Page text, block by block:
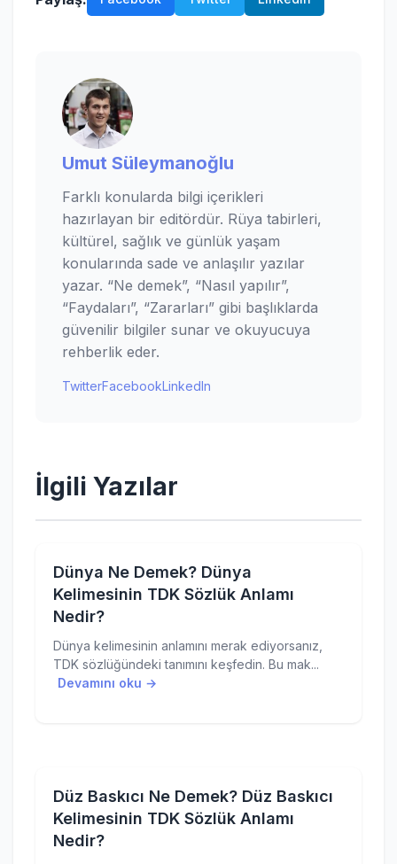
Umut Süleymanoğlu
Farklı konularda bilgi içerikleri
hazırlayan bir editördür. Rüya tabirleri,
kültürel, sağlık ve günlük yaşam
konularında sade ve anlaşılır yazılar
yazar. “Ne demek”, “Nasıl yapılır”,
“Faydaları”, “Zararları” gibi başlıklarda
güvenilir bilgiler sunar ve okuyucuya
rehberlik eder.
TwitterFacebookLinkedIn
İlgili Yazılar
Dünya Ne Demek? Dünya
Kelimesinin TDK Sözlük Anlamı
Nedir?
Dünya kelimesinin anlamını merak ediyorsanız,
TDK sözlüğündeki tanımını keşfedin. Bu mak...
Devamını oku →
Düz Baskıcı Ne Demek? Düz Baskıcı
Kelimesinin TDK Sözlük Anlamı
Nedir?